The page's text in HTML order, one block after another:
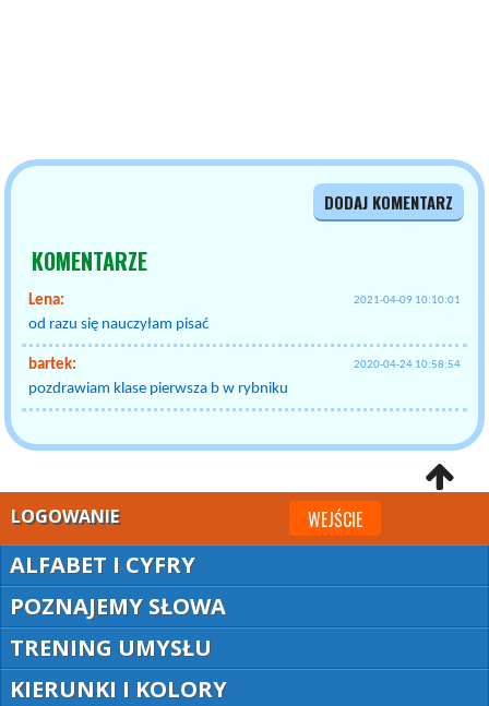
DODAJ KOMENTARZ
KOMENTARZE
Lena: 2021-04-09 10:10:01
od razu się nauczyłam pisać
bartek: 2020-04-24 10:58:54
pozdrawiam klase pierwsza b w rybniku
LOGOWANIE WEJŚCIE
ALFABET I CYFRY
POZNAJEMY SŁOWA
TRENING UMYSŁU
KIERUNKI I KOLORY